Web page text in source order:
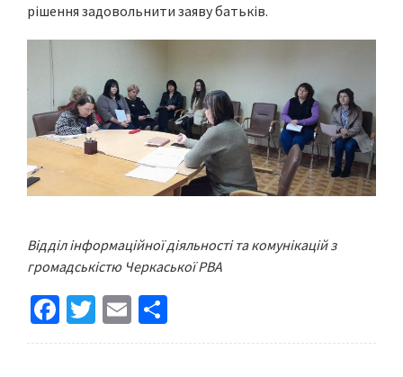
рішення задовольнити заяву батьків.
Відділ інформаційної діяльності та комунікацій з
громадськістю Черкаської РВА
Fa
ce
T
wi
E
m h